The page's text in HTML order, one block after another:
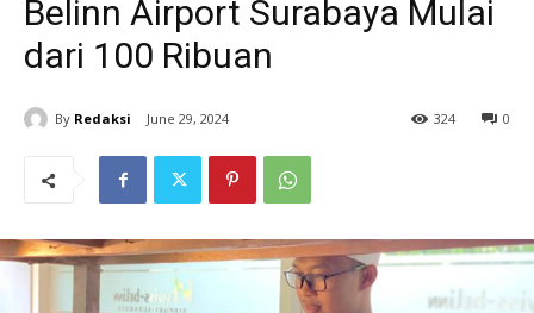
Belinn Airport Surabaya Mulai
dari 100 Ribuan
By Redaksi June 29, 2024 0
324